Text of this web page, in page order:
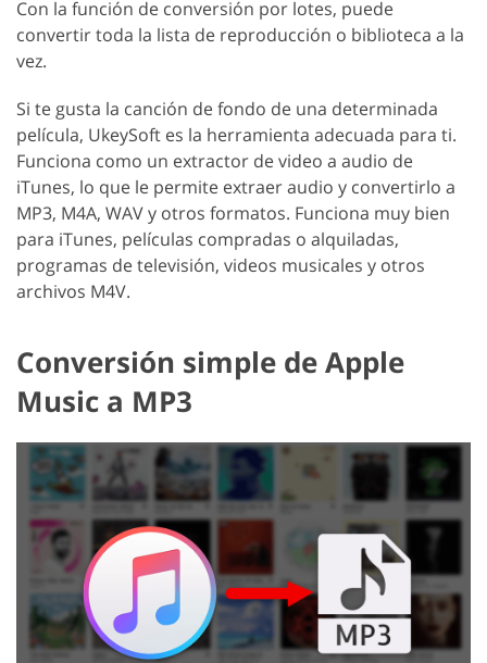
Con la función de conversión por lotes, puede
convertir toda la lista de reproducción o biblioteca a la
vez.
Si te gusta la canción de fondo de una determinada
película, UkeySoft es la herramienta adecuada para ti.
Funciona como un extractor de video a audio de
iTunes, lo que le permite extraer audio y convertirlo a
MP3, M4A, WAV y otros formatos. Funciona muy bien
para iTunes, películas compradas o alquiladas,
programas de televisión, videos musicales y otros
archivos M4V.
Conversión simple de Apple
Music a MP3